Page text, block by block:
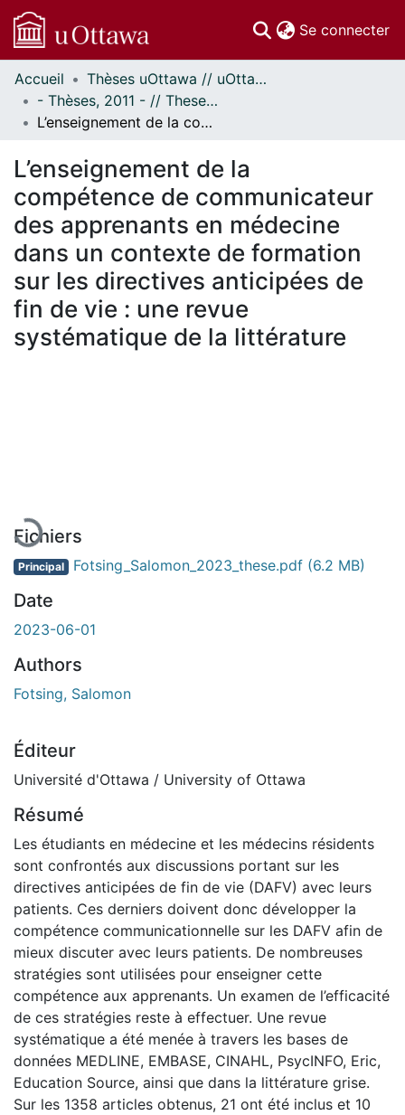
Se connecter
Communautés
et collections
Parcourir
À propos
Accueil
Thèses uOttawa // uOttawa Theses
- Thèses, 2011 - // Theses, 2011 -
L’enseignement de la compétence de communicateur des apprenants en médecine dans un contexte de formation sur les directives anticipées de fin de vie : une revue systématique de la littérature
L’enseignement de la
compétence de communicateur
des apprenants en médecine
dans un contexte de formation
sur les directives anticipées de
fin de vie : une revue
systématique de la littérature
Fichiers
Principal Fotsing_Salomon_2023_these.pdf (6.2 MB)
Date
2023-06-01
Authors
Fotsing, Salomon
Éditeur
Université d'Ottawa / University of Ottawa
Résumé
Les étudiants en médecine et les médecins résidents
sont confrontés aux discussions portant sur les
directives anticipées de fin de vie (DAFV) avec leurs
patients. Ces derniers doivent donc développer la
compétence communicationnelle sur les DAFV afin de
mieux discuter avec leurs patients. De nombreuses
stratégies sont utilisées pour enseigner cette
compétence aux apprenants. Un examen de l’efficacité
de ces stratégies reste à effectuer. Une revue
systématique a été menée à travers les bases de
données MEDLINE, EMBASE, CINAHL, PsycINFO, Eric,
Education Source, ainsi que dans la littérature grise.
Sur les 1358 articles obtenus, 21 ont été inclus et 10